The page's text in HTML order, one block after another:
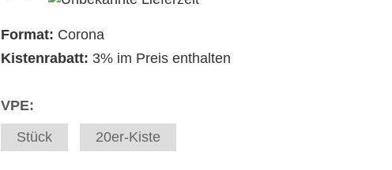
Format: Corona
Kistenrabatt: 3% im Preis enthalten
VPE:
Stück
20er-Kiste